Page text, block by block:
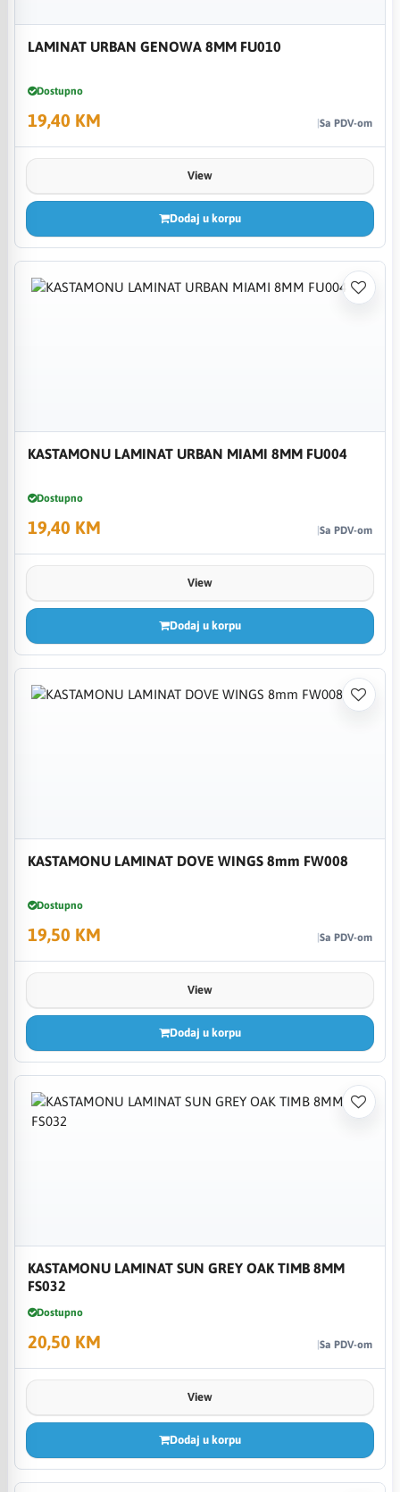
LAMINAT URBAN GENOWA 8MM FU010
Dostupno
19,40 KM Sa PDV-om
View
Dodaj u korpu
KASTAMONU LAMINAT URBAN MIAMI 8MM FU004
Dostupno
19,40 KM Sa PDV-om
View
Dodaj u korpu
KASTAMONU LAMINAT DOVE WINGS 8mm FW008
Dostupno
19,50 KM Sa PDV-om
View
Dodaj u korpu
KASTAMONU LAMINAT SUN GREY OAK TIMB 8MM
FS032
Dostupno
20,50 KM Sa PDV-om
View
Dodaj u korpu